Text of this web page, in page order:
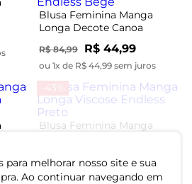
para melhorar nosso site e sua
Ao continuar navegando em
Blusa Feminina Manga
Longa Decote Canoa
Endless Bege
R$ 84,99 R$ 44,99
ou 1x de R$ 44,99 sem juros
-43%
Blusa Feminina Manga
R$ 184,99 R$ 104,99
ou 3x de R$ 34,99 sem juros